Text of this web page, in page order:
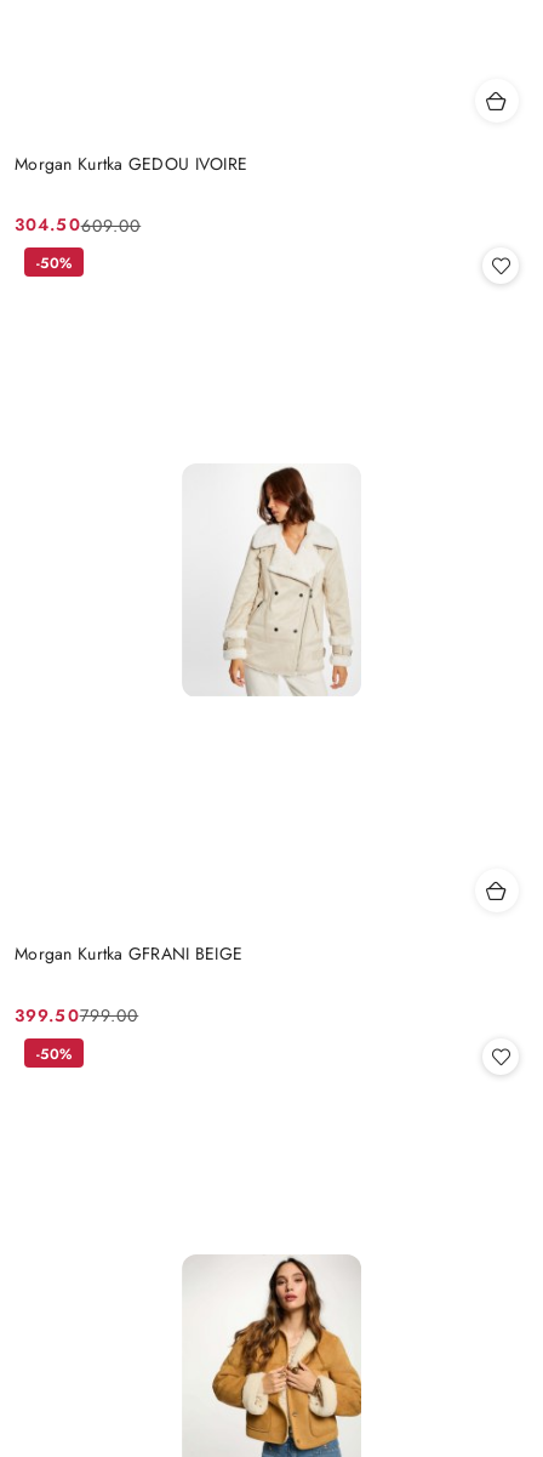
Morgan Kurtka GEDOU IVOIRE
Cena
promocyjna:
304.50
Cena
przed
609.00
Morgan Kurtka GFRANI BEIGE
Cena
promocyjna:
399.50
Cena
przed
799.00
-50%
-50%